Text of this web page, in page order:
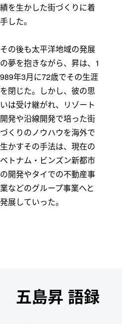
績を生かした街づくりに着
手した。
その後も太平洋地域の発展
の夢を抱きながら、昇は、1
989年3月に72歳でその生涯
を閉じた。しかし、彼の思
いは受け継がれ、リゾート
開発や沿線開発で培った街
づくりのノウハウを海外で
生かすその手法は、現在の
ベトナム・ビンズン新都市
の開発やタイでの不動産事
業などのグループ事業へと
発展していった。
五島昇 語録